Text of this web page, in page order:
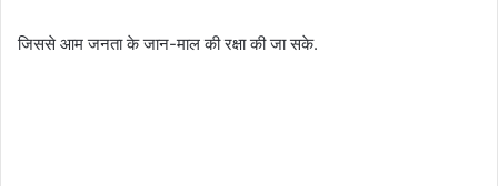
जिससे आम जनता के जान-माल की रक्षा की जा सके.